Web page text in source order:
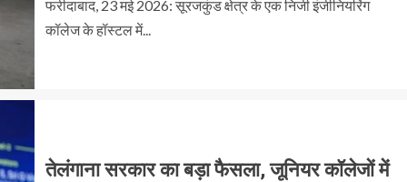
फरीदाबाद, 23 मई 2026: सूरजकुंड क्षेत्र के एक निजी इंजीनियरिंग
कॉलेज के हॉस्टल में...
तेलंगाना सरकार का बड़ा फैसला, जूनियर कॉलेजों में